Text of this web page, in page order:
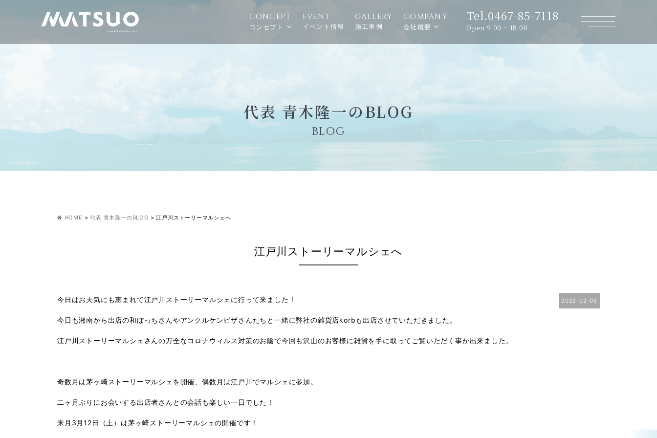
CONCEPT
コンセプト
EVENT
イベント情報
GALLERY
施工事例
COMPANY
会社概要
Tel.0467-85-7118
Open 9:00 ~ 18:00
代表 青木隆一のBLOG
BLOG
HOME >代表 青木隆一のBLOG >江戸川ストーリーマルシェへ
江戸川ストーリーマルシェへ
2022-02-05
今日はお天気にも恵まれて江戸川ストーリーマルシェに行って来ました！
今日も湘南から出店の和ぼっちさんやアンクルケンピザさんたちと一緒に弊社の雑貨店korbも出店させていただきました。
江戸川ストーリーマルシェさんの万全なコロナウィルス対策のお陰で今回も沢山のお客様に雑貨を手に取ってご覧いただく事が出来ました。
奇数月は茅ヶ崎ストーリーマルシェを開催、偶数月は江戸川でマルシェに参加。
二ヶ月ぶりにお会いする出店者さんとの会話も楽しい一日でした！
来月3月12日（土）は茅ヶ崎ストーリーマルシェの開催です！